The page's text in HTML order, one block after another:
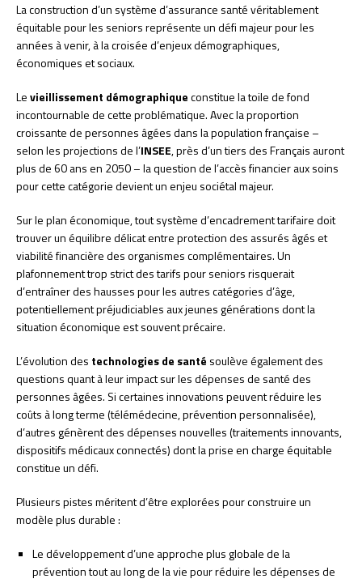
La construction d’un système d’assurance santé véritablement
équitable pour les seniors représente un défi majeur pour les
années à venir, à la croisée d’enjeux démographiques,
économiques et sociaux.
Levieillissement démographiqueconstitue la toile de fond
incontournable de cette problématique. Avec la proportion
croissante de personnes âgées dans la population française –
selon les projections de l’INSEE, près d’un tiers des Français auront
plus de 60 ans en 2050 – la question de l’accès financier aux soins
pour cette catégorie devient un enjeu sociétal majeur.
Sur le plan économique, tout système d’encadrement tarifaire doit
trouver un équilibre délicat entre protection des assurés âgés et
viabilité financière des organismes complémentaires. Un
plafonnement trop strict des tarifs pour seniors risquerait
d’entraîner des hausses pour les autres catégories d’âge,
potentiellement préjudiciables aux jeunes générations dont la
situation économique est souvent précaire.
L’évolution des technologies de santé soulève également des
questions quant à leur impact sur les dépenses de santé des
personnes âgées. Si certaines innovations peuvent réduire les
coûts à long terme (télémédecine, prévention personnalisée),
d’autres génèrent des dépenses nouvelles (traitements innovants,
dispositifs médicaux connectés) dont la prise en charge équitable
constitue un défi.
Plusieurs pistes méritent d’être explorées pour construire un
modèle plus durable :
Le développement d’une approche plus globale de la
prévention tout au long de la vie pour réduire les dépenses de